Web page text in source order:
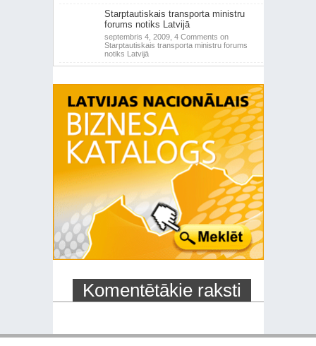
Starptautiskais transporta ministru
forums notiks Latvijā
septembris 4, 2009, 4 Comments on
Starptautiskais transporta ministru forums
notiks Latvijā
Komentētākie raksti